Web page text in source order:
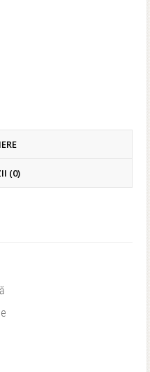
(0)